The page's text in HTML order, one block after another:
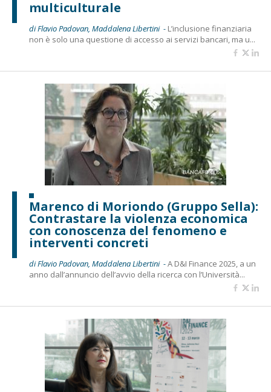
multiculturale
di Flavio Padovan, Maddalena Libertini - L’inclusione finanziaria
non è solo una questione di accesso ai servizi bancari, ma u...
Marenco di Moriondo (Gruppo Sella):
Contrastare la violenza economica
con conoscenza del fenomeno e
interventi concreti
di Flavio Padovan, Maddalena Libertini -A D&I Finance 2025, a un
anno dall’annuncio dell’avvio della ricerca con l’Università...